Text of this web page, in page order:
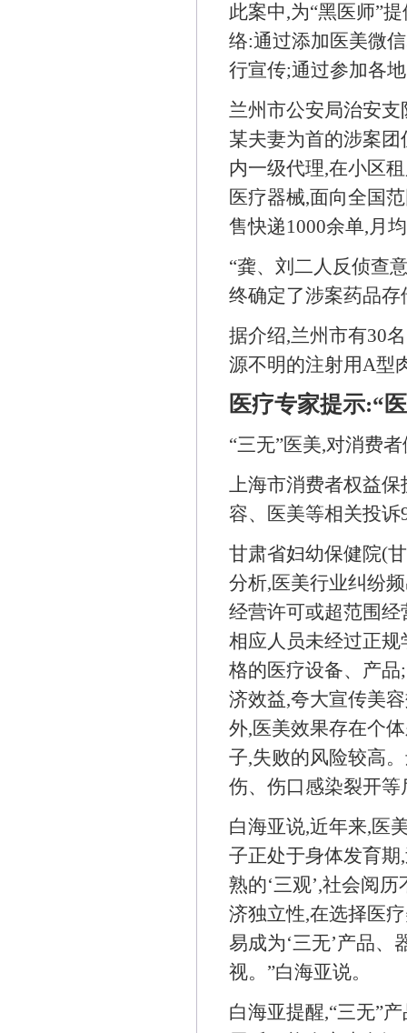
此案中,为“黑医师”
络:通过添加医美微
行宣传;通过参加各
兰州市公安局治安
某夫妻为首的涉案
内一级代理,在小区
医疗器械,面向全国
售快递1000余单,月
“龚、刘二人反侦查
终确定了涉案药品存
据介绍,兰州市有30
源不明的注射用A型
医疗专家提示:“
“三无”医美,对消费
上海市消费者权益
容、医美等相关投诉
甘肃省妇幼保健院(
分析,医美行业纠纷
经营许可或超范围
相应人员未经过正
格的医疗设备、产品
济效益,夸大宣传美
外,医美效果存在个
子,失败的风险较高
伤、伤口感染裂开等
白海亚说,近年来,医
子正处于身体发育
熟的‘三观’,社会阅
济独立性,在选择医
易成为‘三无’产品、
视。”白海亚说。
白海亚提醒,“三无”